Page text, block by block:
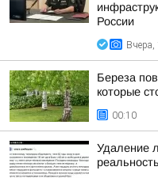
России
Береза
которые
00:10
Удаление